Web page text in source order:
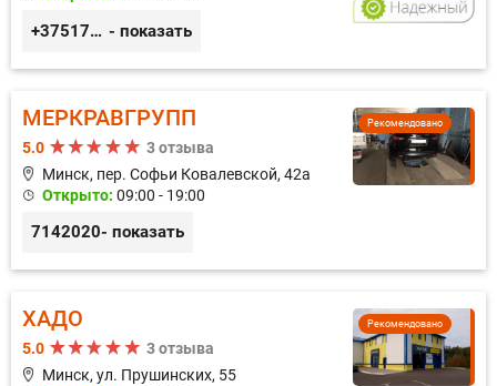
+375173212443 - показать
Рекомендовано
МЕРКРАВГРУПП
5.0
3 отзыва
Минск, пер. Софьи Ковалевской, 42а
Открыто: 09:00 - 19:00
7142020- показать
Рекомендовано
ХАДО
5.0
3 отзыва
Минск, ул. Прушинских, 55